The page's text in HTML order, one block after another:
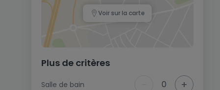
Voir sur la carte
Plus de critères
Salle de bain 0 +